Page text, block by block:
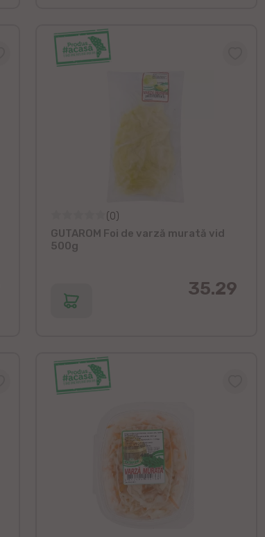
(0)
GUTAROM Foi de varză murată vid
500g
35.29